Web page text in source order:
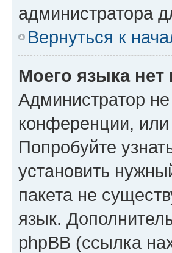
администратора
Вернуться к
Моего языка нет
Администратор
конференции,
Попробуйте
установить
пакета не
язык.
phpBB (ссылка